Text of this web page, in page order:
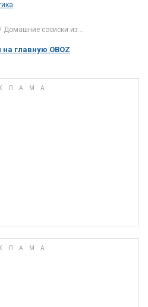
Домашние сосиски из...
на главную OBOZ